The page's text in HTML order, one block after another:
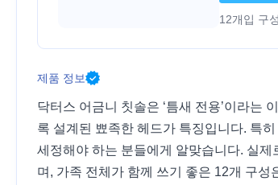
12개입 구
제품 정보
닥터스 어금니 칫솔은 ‘틈새 전용’이라는
록 설계된 뾰족한 헤드가 특징입니다. 특
세정해야 하는 분들에게 알맞습니다. 실
며, 가족 전체가 함께 쓰기 좋은 12개 구